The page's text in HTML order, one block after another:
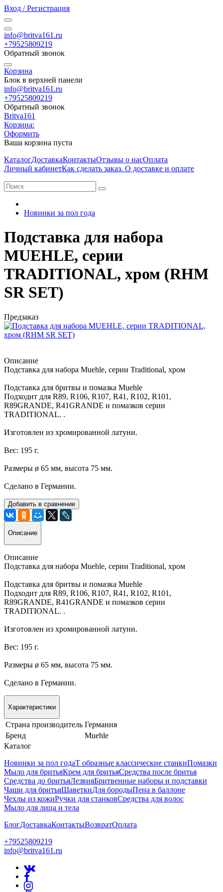
Вход / Регистрация
info@britva161.ru
+79525809219
Обратный звонок
Корзина
Блок в верхней панели
info@britva161.ru
+79525809219
Обратный звонок
Britva161
Корзина:
Оформить
Ваша корзина пуста
КаталогДоставкаКонтактыОтзывы о насОплата
Личный кабинетКак сделать заказ. О доставке и оплате
Новинки за пол года
Подставка для набора
MUEHLE, серии
TRADITIONAL, хром (RHM
SR SET)
Предзаказ
Описание
Подставка для набора Muehle, серии Traditional, хром
Подставка для бритвы и помазка Muehle
Подходит для R89, R106, R107, R41, R102, R101,
R89GRANDE, R41GRANDE и помазков серии
TRADITIONAL. .
Изготовлен из хромированной латуни.
Вес: 195 г.
Размеры ø 65 мм, высота 75 мм.
Сделано в Германии.
Добавить в сравнение
Описание
Описание
Подставка для набора Muehle, серии Traditional, хром
Подставка для бритвы и помазка Muehle
Подходит для R89, R106, R107, R41, R102, R101,
R89GRANDE, R41GRANDE и помазков серии
TRADITIONAL. .
Изготовлен из хромированной латуни.
Вес: 195 г.
Размеры ø 65 мм, высота 75 мм.
Сделано в Германии.
Характеристики
Страна производитель Германия
Бренд
Muehle
Каталог
Новинки за пол годаТ образные классические станкиПомазки
Мыло для бритьяКрем для бритьяСредства после бритья
Средства до бритьяЛезвияБритвенные наборы и подставки
Чаши для бритьяШаветкиДля бородыПена в баллоне
Чехлы из кожиРучки для станковСредства для волос
Мыло для лица и тела
БлогДоставкаКонтактыВозвратОплата
+79525809219
info@britva161.ru